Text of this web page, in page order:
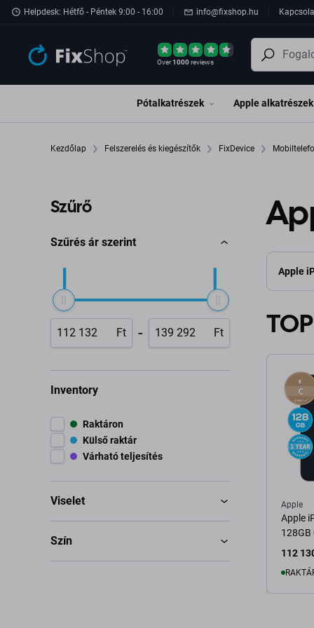
Ugrás az oldal fő részéhez
Helpdesk: Hétfő - Péntek 9:00 - 16:00 info@fixshop.hu
Over1000reviews
Pótalkatrészek Apple alkatrészek
Kezdőlap Felszerelés és kiegészítők FixDevice
Szűrő
Szűrés ár szerint
Ft - Ft
Inventory
Raktáron
Külső raktár
Várható teljesítés
Viselet
Szín
Apple
Apple
Apple
128GB
112